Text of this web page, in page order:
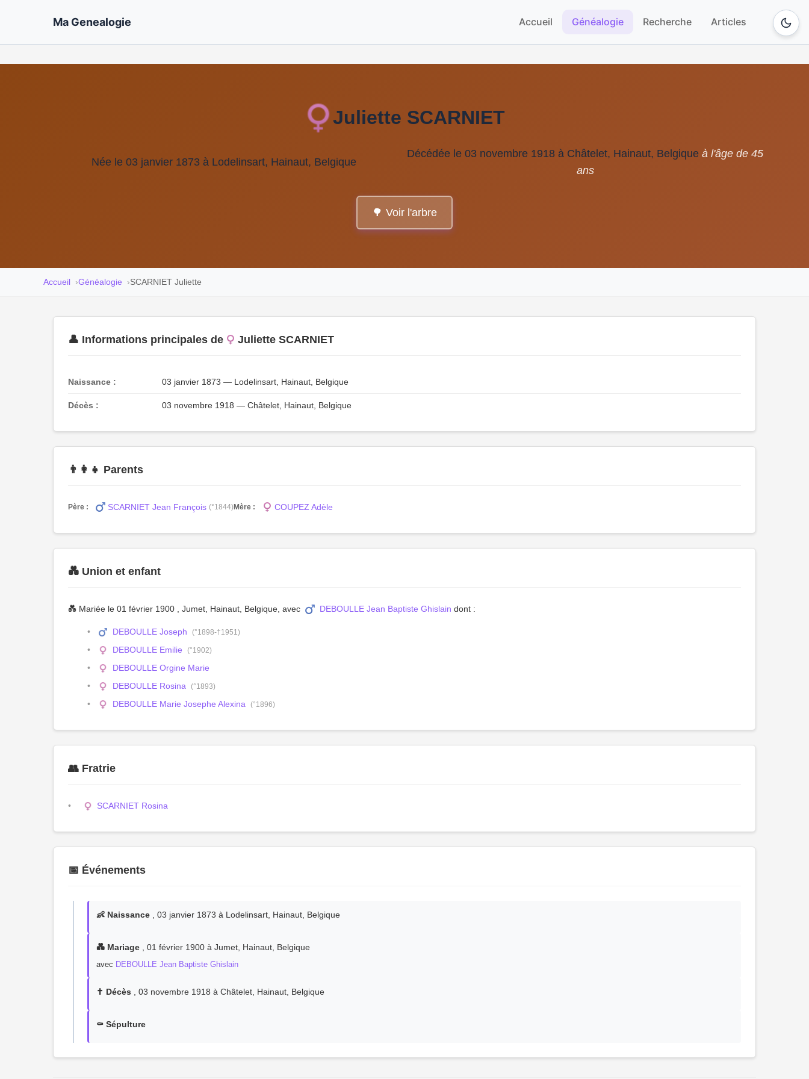
Ma Genealogie Accueil Généalogie Recherche Articles
Juliette SCARNIET
Née le 03 janvier 1873 à Lodelinsart, Hainaut, Belgique
Décédée le 03 novembre 1918 à Châtelet, Hainaut, Belgique à l'âge de 45
ans
🌳 Voir l'arbre
Accueil Généalogie SCARNIET Juliette
👤 Informations principales de Juliette SCARNIET
Naissance : 03 janvier 1873 — Lodelinsart, Hainaut, Belgique
Décès : 03 novembre 1918 — Châtelet, Hainaut, Belgique
👨‍👩‍👧 Parents
Père : SCARNIET Jean François (°1844)Mère : COUPEZ Adèle
💑 Union et enfant
💑 Mariée le 01 février 1900 , Jumet, Hainaut, Belgique, avec DEBOULLE Jean Baptiste Ghislain dont :
DEBOULLE Joseph (°1898-†1951)
DEBOULLE Emilie (°1902)
DEBOULLE Orgine Marie
DEBOULLE Rosina
(°1893)
DEBOULLE Marie Josephe Alexina (°1896)
👥 Fratrie
SCARNIET Rosina
📅 Événements
👶 Naissance , 03 janvier 1873 à Lodelinsart, Hainaut, Belgique
💑 Mariage , 01 février 1900 à Jumet, Hainaut, Belgique
avec DEBOULLE Jean Baptiste Ghislain
✝️ Décès , 03 novembre 1918 à Châtelet, Hainaut, Belgique
⚰️ Sépulture